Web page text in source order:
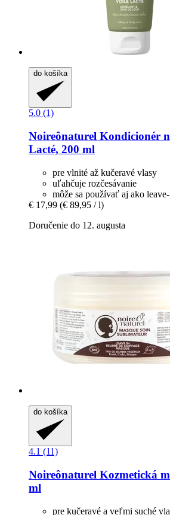
do košíka
5.0 (1)
Noireônaturel Kondicionér
Lacté, 200 ml
pre vlnité až kučeravé vlasy
uľahčuje rozčesávanie
môže sa používať aj ako
€ 17,99 (€ 89,95 / l)
Doručenie do 12. augusta
do košíka
4.1 (11)
Noireônaturel Kozmetická
ml
pre kučeravé a veľmi suché